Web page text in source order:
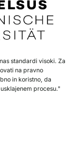
standardi visoki. Za
na pravno
in koristno, da
procesu."